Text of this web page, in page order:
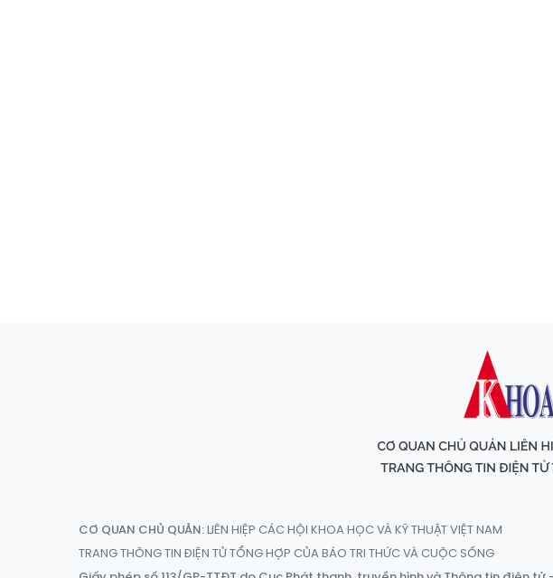
CƠ QUAN CHỦ QUẢN:LIÊN HIỆP CÁC HỘI KHOA HỌC VÀ KỸ THUẬT VIỆT NAM
TRANG THÔNG TIN ĐIỆN TỬ TỔNG HỢP CỦA BÁO TRI THỨC VÀ CUỘC SỐNG